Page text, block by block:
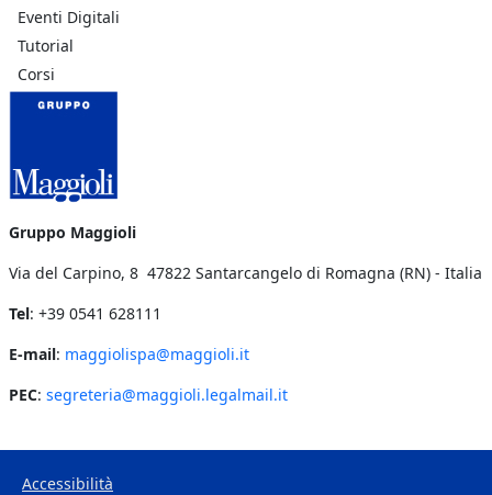
Eventi Digitali
Tutorial
Corsi
Gruppo Maggioli
Via del Carpino, 8 47822 Santarcangelo di Romagna (RN) - Italia
Tel: +39 0541 628111
E-mail: maggiolispa@maggioli.it
PEC: segreteria@maggioli.legalmail.it
Accessibilità